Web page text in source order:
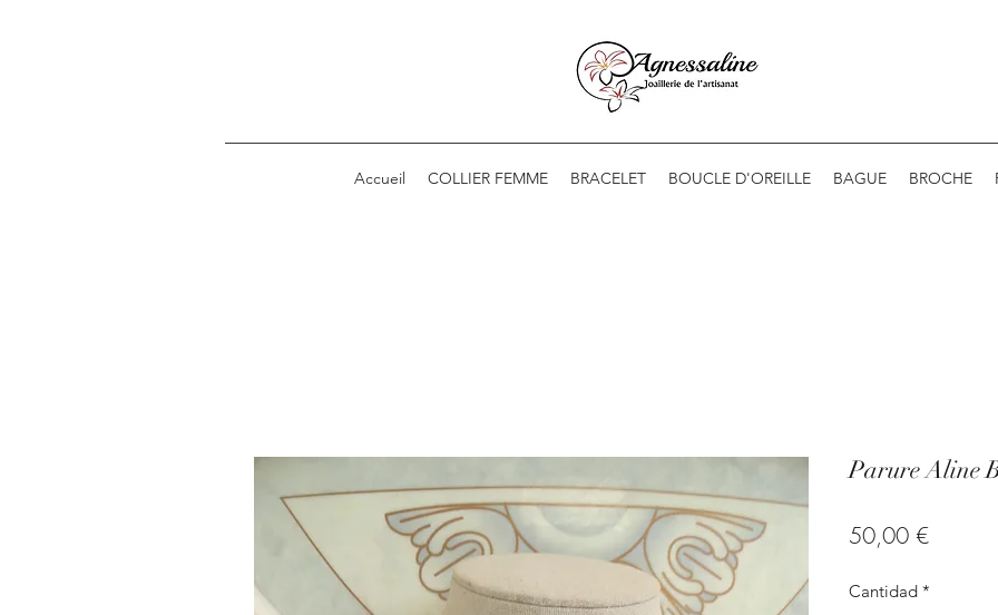
Accueil COLLIER FEMME BRACELET BOUCLE D'OREILLE BAGUE BROCHE
Parure Aline
50,00 €Precio
Cantidad *